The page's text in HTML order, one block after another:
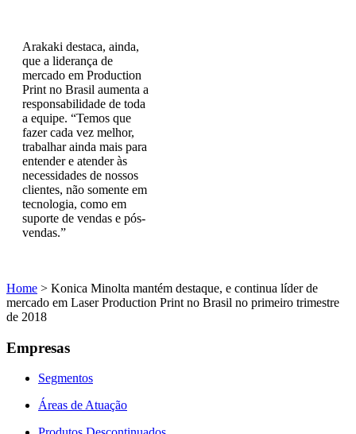
Arakaki destaca, ainda,
que a liderança de
mercado em Production
Print no Brasil aumenta a
responsabilidade de toda
a equipe. “Temos que
fazer cada vez melhor,
trabalhar ainda mais para
entender e atender às
necessidades de nossos
clientes, não somente em
tecnologia, como em
suporte de vendas e pós-
vendas.”
Home > Konica Minolta mantém destaque, e continua líder de
mercado em Laser Production Print no Brasil no primeiro trimestre
de 2018
Empresas
Segmentos
Áreas de Atuação